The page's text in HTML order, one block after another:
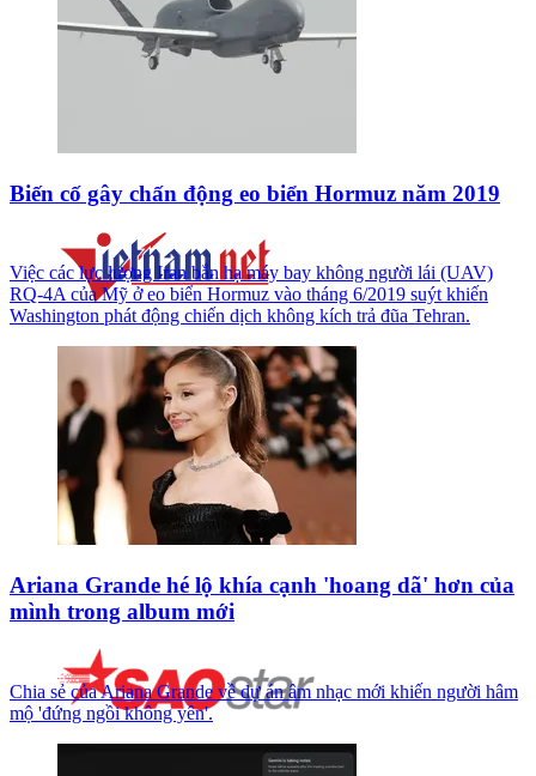
Biến cố gây chấn động eo biển Hormuz năm 2019
Việc các lực lượng Iran bắn hạ máy bay không người lái (UAV)
RQ-4A của Mỹ ở eo biển Hormuz vào tháng 6/2019 suýt khiến
Washington phát động chiến dịch không kích trả đũa Tehran.
Ariana Grande hé lộ khía cạnh 'hoang dã' hơn của
mình trong album mới
Chia sẻ của Ariana Grande về dự án âm nhạc mới khiến người hâm
mộ 'đứng ngồi không yên'.